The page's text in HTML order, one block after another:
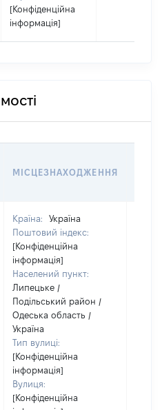
[Конфіденційна
інформація]
МІСЦЕЗНАХОДЖЕННЯ
Країна:
Україна
Поштовий індекс:
[Конфіденційна
інформація]
Населений пункт:
Липецьке /
Подільський район /
Одеська область /
Україна
Тип вулиці:
[Конфіденційна
інформація]
Вулиця:
[Конфіденційна